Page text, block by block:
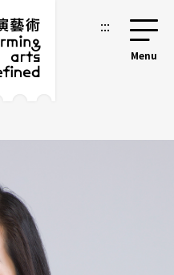
:::